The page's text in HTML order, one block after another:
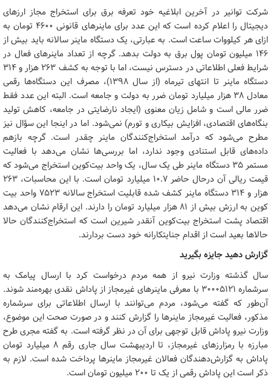
شرکت توانیر در آخرین ابلاغیه خود تعرفه برق برای استخراج مجاز ارزهای
دیجیتال را اعلام کرده است که این عدد برای ماینرهای قانونی ۴۶۰۰ تومان به
ازای هر کیلووات ساعت است. به عبارتی، یک دستگاه ماینر سالانه باید بیش از
۱۴۶ میلیون تومان پول برق به دولت بدهد. گرچه از تعداد ماینرهای فعال در
شرایط فعلی اطلاعاتی در دسترس نیست، اما با توجه به کشف ۲۶۳ هزار و ۳۱۴
دستگاه ماینر تا انتهای تیرماه (از سال ۱۳۹۸)، مصرف این دستگاه‌ها رقمی
معادل ۳۸ هزار میلیارد تومان ضرر به دولت و جامعه است. البته این عدد فقط
ضرر مالی است و شامل زیان معنوی (ایجاد نارضایتی در جامعه، کاهش تولید
بنگاه‌های اقتصادی، افزایش بیکاری و تورم) نمی‌شود. اما در اینجا این سؤال نیز
مطرح می‌شود که درآمد استخراج‌کنندگان ماینر چقدر است. گرچه بازهم
داده‌های قابل استنادی وجود ندارد، اما بررسی‌ها نشان می‌دهد با فعالیت
مستمر ۳۵ دستگاه ماینر طی یک سال، یک واحد بیت‌کوین استخراج می‌شود که
قیمت ریالی آن درحال حاضر ۱۰.۷ میلیارد تومان است. با این محاسبات، ۲۶۳
هزار و ۳۱۴ دستگاه ماینر کشف شده قابلیت استخراج سالانه ۷۵۲۳ واحد بیت
کوین به ارزش بیش از ۸۱ هزار میلیارد تومان را دارند. این ارقام نشان می‌دهد
اقتصاد پشت استخراج بیت‌کوین آنقدر شیرین است که استخراج‌کنندگان حالا
حالاها بعید است از اقدام جنایتکارانه خود دست بردارند.
گزارش دهید جایزه بگیرید
سال گذشته وزارت نیرو از همه مردم درخواست کرد با ارسال پیامک به
سرشماره ۳۰۰۰۵۱۲۱ با معرفی ماینرهای غیرمجاز از پاداش نقدی بهره‌مند شوند.
آن‌طور که گفته می‌شود، مردم می‌توانند با ارسال اطلاعاتی برای سرشماره
مذکور، فعالیت غیرمجاز ماینرها را گزارش کنند و در صورت صحت این موضوع،
وزارت نیرو پاداش قابل توجهی برای آن در نظر گرفته است. به گفته مجری طرح
مبارزه با رمزارزهای غیرمجاز، تا اردیبهشت سال جاری رقم ۸ میلیارد تومان
پاداش به گزارش‌دهندگان فعالان غیرمجاز ماینرها پرداخت شده است. لازم به
ذکر است این پاداش رقمی از یک تا ۲۰۰ میلیون تومان است.